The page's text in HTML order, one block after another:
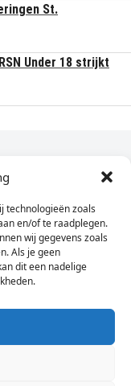
technologieën zoals
en/of te raadplegen.
wij gegevens zoals
Als je geen
dit een nadelige
St.
Under 18 strijkt
in je e-mail?